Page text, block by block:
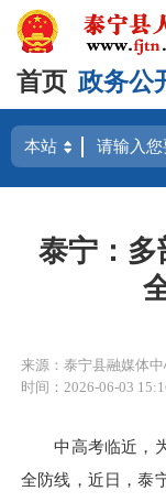
首页 政务公
泰宁：多
来源：泰宁县融媒体
时间：2026-06-03
中高考临近，为
全防线，近日，泰